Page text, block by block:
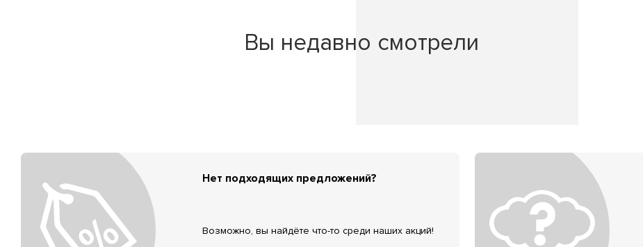
Вы недавно смотрели
Нет подходящих предложений?
Возможно, вы найдёте что-то среди наших акций!